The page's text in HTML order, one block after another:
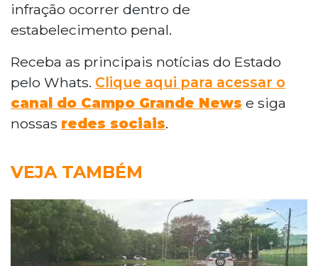
infração ocorrer dentro de
estabelecimento penal.
Receba as principais notícias do Estado
pelo Whats. Clique aqui para acessar o
canal do Campo Grande News e siga
nossas redes sociais.
VEJA TAMBÉM